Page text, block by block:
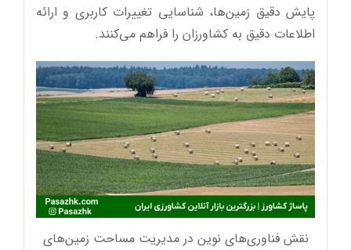
پایش دقیق زمین‌ها، شناسایی تغییرات کاربری و ارائه
اطلاعات دقیق به کشاورزان را فراهم می‌کنند.
نقش فناوری‌های نوین در مدیریت مساحت زمین‌های